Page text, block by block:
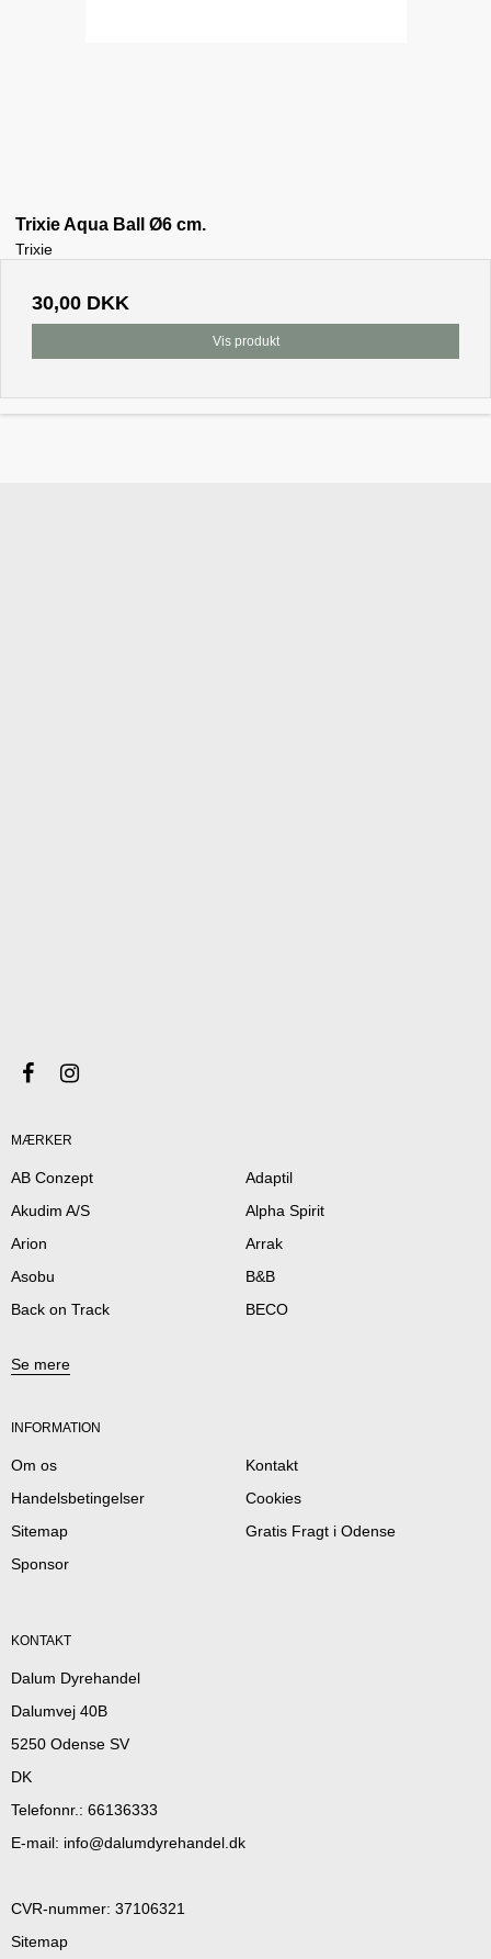
Trixie Aqua Ball Ø6 cm.
Trixie
30,00 DKK
Vis produkt
MÆRKER
AB Conzept
Adaptil
Akudim A/S
Alpha Spirit
Arion
Arrak
Asobu
B&B
Back on Track
BECO
Se mere
INFORMATION
Om os
Kontakt
Handelsbetingelser
Cookies
Sitemap
Gratis Fragt i Odense
Sponsor
KONTAKT
Dalum Dyrehandel
Dalumvej 40B
5250 Odense SV
DK
Telefonnr. : 66136333
E-mail: info@dalumdyrehandel.dk
CVR-nummer: 37106321
Sitemap